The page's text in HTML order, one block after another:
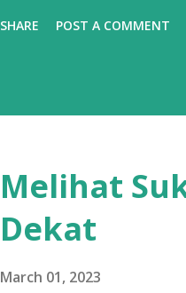
SHARE POST A COMMENT
Melihat
Dekat
March 01, 2023